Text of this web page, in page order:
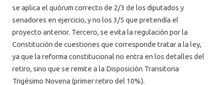
se aplica el quórum correcto de 2/3 de los diputados y
senadores en ejercicio, y no los 3/5 que pretendía el
proyecto anterior. Tercero, se evita la regulación por la
Constitución de cuestiones que corresponde tratar a la ley,
ya que la reforma constitucional no entra en los detalles del
retiro, sino que se remite a la Disposición Transitoria
Trigésimo Novena (primer retiro del 10%).